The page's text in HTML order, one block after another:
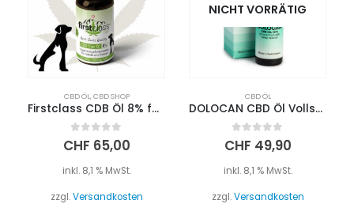
CBD ÖL,CBD SHOP
Firstclass CDB Öl 8% für Tiere – THC Frei
0out of 5
CHF 65,00
inkl. 8,1 % MwSt.
zzgl.Versandkosten
NICHT VORRÄTIG
CBD ÖL
DOLOCAN CBD Öl Vollspektrum mit Hanfsamenöl 10%
0out of 5
CHF 49,90
inkl. 8,1 % MwSt.
zzgl.Versandkosten